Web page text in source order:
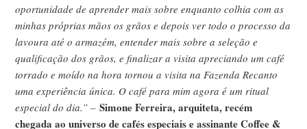
oportunidade de aprender mais sobre enquanto colhia com as
minhas próprias mãos os grãos e depois ver todo o processo da
lavoura até o armazém, entender mais sobre a seleção e
qualificação dos grãos, e finalizar a visita apreciando um café
torrado e moído na hora tornou a visita na Fazenda Recanto
uma experiência única. O café para mim agora é um ritual
especial do dia.” –Simone Ferreira, arquiteta, recém
chegada ao universo de cafés especiais e assinante Coffee &